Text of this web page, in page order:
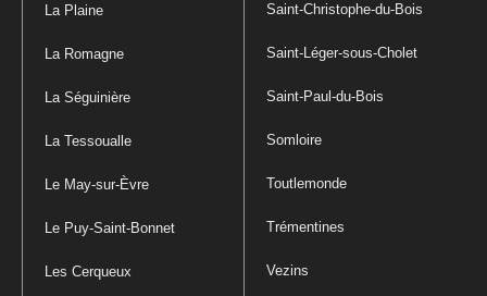
La Plaine
La Romagne
La Séguinière
La Tessoualle
Le May-sur-Èvre
Le Puy-Saint-Bonnet
Les Cerqueux
Saint-Christophe-du-Bois
Saint-Léger-sous-Cholet
Saint-Paul-du-Bois
Somloire
Toutlemonde
Trémentines
Vezins